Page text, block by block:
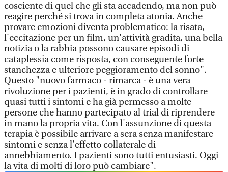
cosciente di quel che gli sta accadendo, ma non può
reagire perché si trova in completa atonia. Anche
provare emozioni diventa problematico: la risata,
l'eccitazione per un film, un'attività gradita, una bella
notizia o la rabbia possono causare episodi di
cataplessia come risposta, con conseguente forte
stanchezza e ulteriore peggioramento del sonno".
Questo "nuovo farmaco - rimarca - è una vera
rivoluzione per i pazienti, è in grado di controllare
quasi tutti i sintomi e ha già permesso a molte
persone che hanno partecipato al trial di riprendere
in mano la propria vita. Con l'assunzione di questa
terapia è possibile arrivare a sera senza manifestare
sintomi e senza l'effetto collaterale di
annebbiamento. I pazienti sono tutti entusiasti. Oggi
la vita di molti di loro può cambiare".